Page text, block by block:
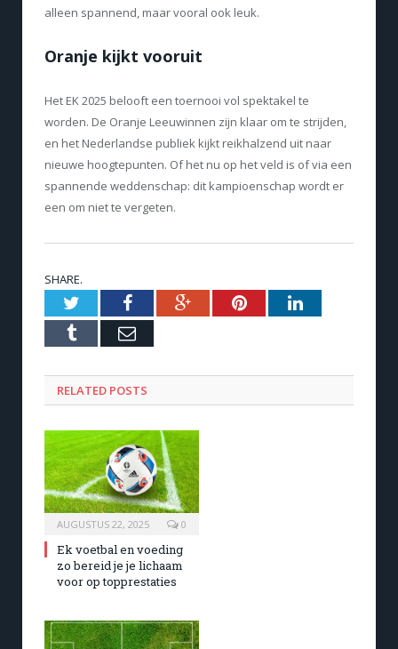
alleen spannend, maar vooral ook leuk.
Oranje kijkt vooruit
Het EK 2025 belooft een toernooi vol spektakel te
worden. De Oranje Leeuwinnen zijn klaar om te strijden,
en het Nederlandse publiek kijkt reikhalzend uit naar
nieuwe hoogtepunten. Of het nu op het veld is of via een
spannende weddenschap: dit kampioenschap wordt er
een om niet te vergeten.
SHARE.
TwitterFacebookGoogle+PinterestLinkedIn
Tumblr Email
RELATED POSTS
AUGUSTUS 22, 2025 0
Ek voetbal en voeding
zo bereid je je lichaam
voor op topprestaties